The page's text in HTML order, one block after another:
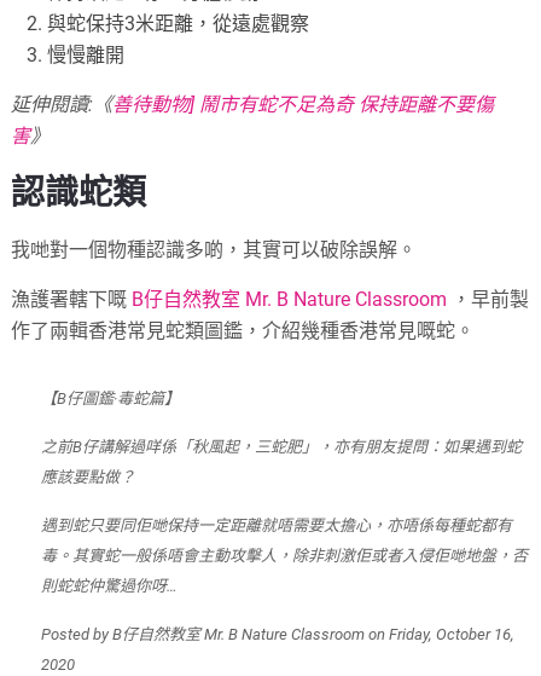
與蛇保持3米距離，從遠處觀察
慢慢離開
延伸閱讀:《善待動物] 鬧市有蛇不足為奇 保持距離不要傷
害》
認識蛇類
我哋對一個物種認識多啲，其實可以破除誤解。
漁護署轄下嘅 B仔自然教室 Mr. B Nature Classroom ，早前製
作了兩輯香港常見蛇類圖鑑，介紹幾種香港常見嘅蛇。
【B仔圖鑑·毒蛇篇】
之前B仔講解過咩係「秋風起，三蛇肥」，亦有朋友提問：如果遇到蛇
應該要點做？
遇到蛇只要同佢哋保持一定距離就唔需要太擔心，亦唔係每種蛇都有
毒。其實蛇一般係唔會主動攻擊人，除非刺激佢或者入侵佢哋地盤，否
則蛇蛇仲驚過你呀…
Posted byB仔自然教室 Mr. B Nature Classroom onFriday, October 16,
2020